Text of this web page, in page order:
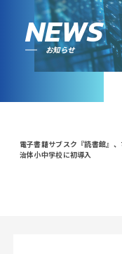
NEWS
お知らせ
電子書籍サブスク『読書館』
治体小中学校に初導入